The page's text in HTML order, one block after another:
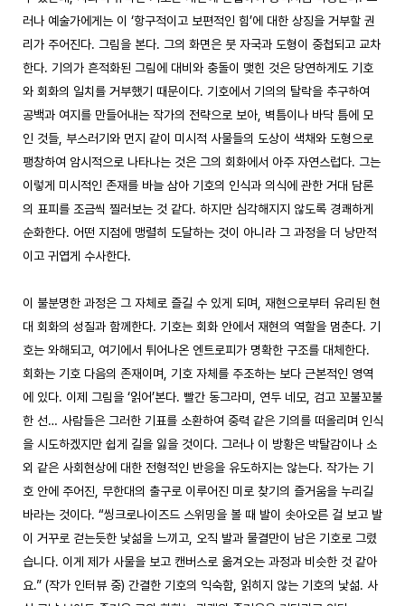
러나 예술가에게는 이 ‘항구적이고 보편적인 힘’에 대한 상징을 거부할 권
리가 주어진다. 그림을 본다. 그의 화면은 붓 자국과 도형이 중첩되고 교차
한다. 기의가 흔적화된 그림에 대비와 충돌이 맺힌 것은 당연하게도 기호
와 회화의 일치를 거부했기 때문이다. 기호에서 기의의 탈락을 추구하여
공백과 여지를 만들어내는 작가의 전략으로 보아, 벽틈이나 바닥 틈에 모
인 것들, 부스러기와 먼지 같이 미시적 사물들의 도상이 색채와 도형으로
팽창하여 암시적으로 나타나는 것은 그의 회화에서 아주 자연스럽다. 그는
이렇게 미시적인 존재를 바늘 삼아 기호의 인식과 의식에 관한 거대 담론
의 표피를 조금씩 찔러보는 것 같다. 하지만 심각해지지 않도록 경쾌하게
순화한다. 어떤 지점에 맹렬히 도달하는 것이 아니라 그 과정을 더 낭만적
이고 귀엽게 수사한다.
이 불분명한 과정은 그 자체로 즐길 수 있게 되며, 재현으로부터 유리된 현
대 회화의 성질과 함께한다. 기호는 회화 안에서 재현의 역할을 멈춘다. 기
호는 와해되고, 여기에서 튀어나온 엔트로피가 명확한 구조를 대체한다.
회화는 기호 다음의 존재이며, 기호 자체를 주조하는 보다 근본적인 영역
에 있다. 이제 그림을 ‘읽어’본다. 빨간 동그라미, 연두 네모, 검고 꼬불꼬불
한 선… 사람들은 그러한 기표를 소환하여 중력 같은 기의를 떠올리며 인식
을 시도하겠지만 쉽게 길을 잃을 것이다. 그러나 이 방황은 박탈감이나 소
외 같은 사회현상에 대한 전형적인 반응을 유도하지는 않는다. 작가는 기
호 안에 주어진, 무한대의 출구로 이루어진 미로 찾기의 즐거움을 누리길
바라는 것이다. “씽크로나이즈드 스위밍을 볼 때 발이 솟아오른 걸 보고 발
이 거꾸로 걷는듯한 낯섦을 느끼고, 오직 발과 물결만이 남은 기호로 그렸
습니다. 이게 제가 사물을 보고 캔버스로 옮겨오는 과정과 비슷한 것 같아
요.” (작가 인터뷰 중) 간결한 기호의 익숙함, 읽히지 않는 기호의 낯섦. 사